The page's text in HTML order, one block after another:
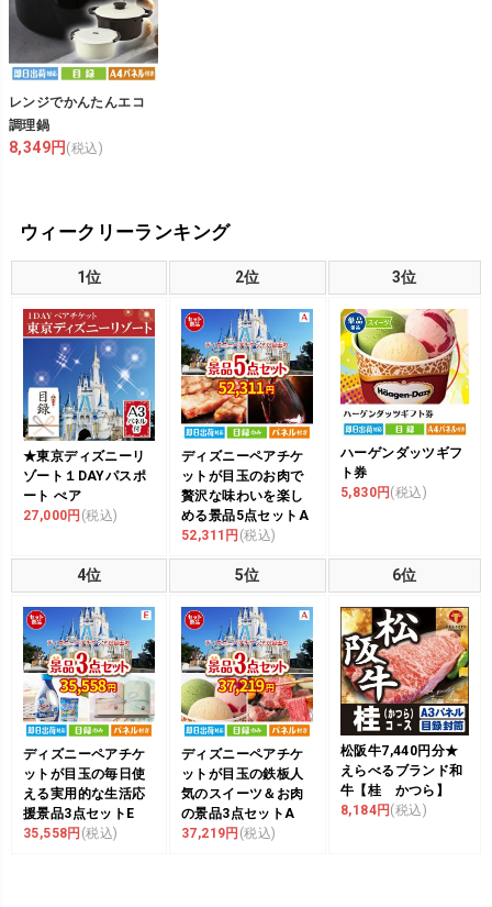
レンジでかんたんエコ
調理鍋
8,349円 (税込)
ウィークリーランキング
1位 2位 3位
★東京ディズニーリ
ゾート１DAYパスポ
ート ぺア
27,000円 (税込)
ディズニーペアチケ
ットが目玉のお肉で
贅沢な味わいを楽し
める景品5点セットA
52,311円 (税込)
ハーゲンダッツギフ
ト券
5,830円 (税込)
4位 5位 6位
ディズニーペアチケ
ットが目玉の毎日使
える実用的な生活応
援景品3点セットE
35,558円 (税込)
ディズニーペアチケ
ットが目玉の鉄板人
気のスイーツ＆お肉
の景品3点セットA
37,219円 (税込)
松阪牛7,440円分★
えらべるブランド和
牛【桂 かつら】
8,184円 (税込)